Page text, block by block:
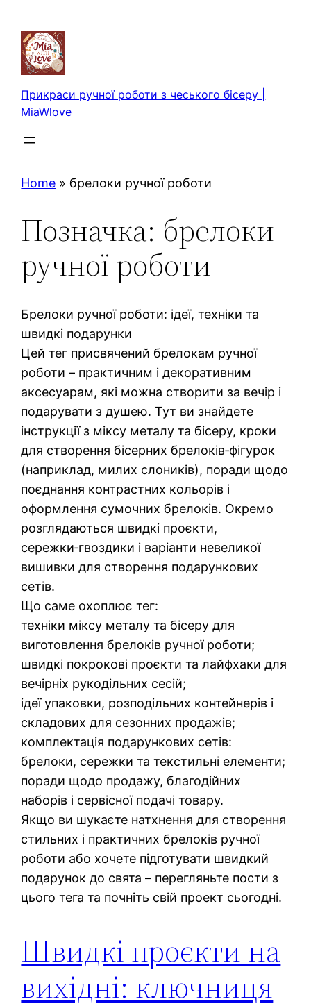
вмісту
Прикраси ручної роботи з чеського бісеру |
MiaWlove
Home » брелоки ручної роботи
Позначка: брелоки
ручної роботи
Брелоки ручної роботи: ідеї, техніки та
швидкі подарунки
Цей тег присвячений брелокам ручної
роботи – практичним і декоративним
аксесуарам, які можна створити за вечір і
подарувати з душею. Тут ви знайдете
інструкції з міксу металу та бісеру, кроки
для створення бісерних брелоків‑фігурок
(наприклад, милих слоників), поради щодо
поєднання контрастних кольорів і
оформлення сумочних брелоків. Окремо
розглядаються швидкі проєкти,
сережки‑гвоздики і варіанти невеликої
вишивки для створення подарункових
сетів.
Що саме охоплює тег:
техніки міксу металу та бісеру для
виготовлення брелоків ручної роботи;
швидкі покрокові проєкти та лайфхаки для
вечірніх рукодільних сесій;
ідеї упаковки, розподільних контейнерів і
складових для сезонних продажів;
комплектація подарункових сетів:
брелоки, сережки та текстильні елементи;
поради щодо продажу, благодійних
наборів і сервісної подачі товару.
Якщо ви шукаєте натхнення для створення
стильних і практичних брелоків ручної
роботи або хочете підготувати швидкий
подарунок до свята – перегляньте пости з
цього тега та почніть свій проект сьогодні.
Швидкі проєкти на
вихідні: ключниця